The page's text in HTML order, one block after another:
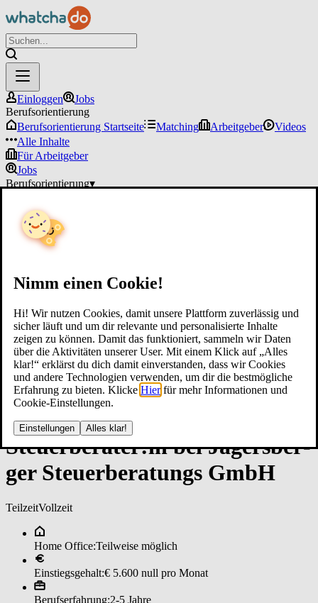
Nimm einen Cookie!
Hi! Wir nutzen Cookies, damit unsere Plattform zuverlässig und
sicher läuft und um dir relevante und personalisierte Inhalte
zeigen zu können. Damit das funktioniert, sammeln wir Daten
über die Aktivitäten unserer User. Mit einem Klick auf „Alles
klar!“ erklärst du dich damit einverstanden, dass wir Cookies
und andere Technologien verwenden, um dir die bestmögliche
Erfahrung zu bieten. Klicke Hier für mehr Informationen und
Cookie-Einstellungen.
Einstellungen Alles klar!
Einloggen
Jobs
Berufsorientierung
Berufsorientierung Startseite
Matching Arbeitgeber
Videos
Alle Inhalte
Für Arbeitgeber
Jobs
Berufsorientierung▾
Steu­er­be­ra­ter:in bei Ja­gers­ber­
ger ­Steu­er­be­ra­tungs­ GmbH
TeilzeitVollzeit
Home Office:Teilweise möglich
Einstiegsgehalt:€ 5.600 null pro Monat
Berufserfahrung:2-5 Jahre